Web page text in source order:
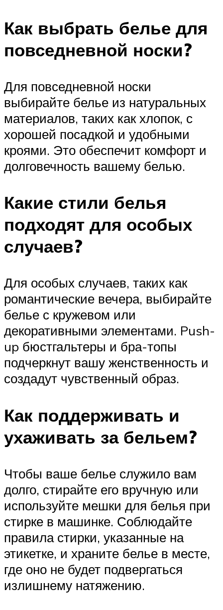
Как выбрать белье для
повседневной носки?
Для повседневной носки
выбирайте белье из натуральных
материалов, таких как хлопок, с
хорошей посадкой и удобными
кроями. Это обеспечит комфорт и
долговечность вашему белью.
Какие стили белья
подходят для особых
случаев?
Для особых случаев, таких как
романтические вечера, выбирайте
белье с кружевом или
декоративными элементами. Push-
up бюстгальтеры и бра-топы
подчеркнут вашу женственность и
создадут чувственный образ.
Как поддерживать и
ухаживать за бельем?
Чтобы ваше белье служило вам
долго, стирайте его вручную или
используйте мешки для белья при
стирке в машинке. Соблюдайте
правила стирки, указанные на
этикетке, и храните белье в месте,
где оно не будет подвергаться
излишнему натяжению.